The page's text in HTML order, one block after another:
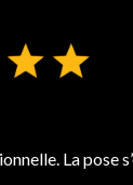
La pose